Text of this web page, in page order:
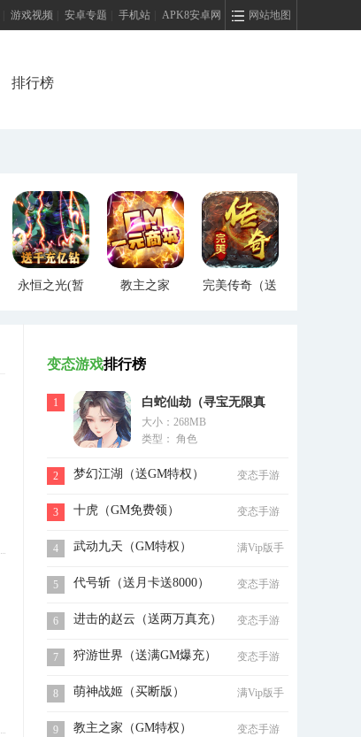
网站地图
游戏视频 安卓专题 手机站 APK8安卓网
排行榜
永恒之光(暂
教主之家
完美传奇（送
变态游戏排行榜
1
白蛇仙劫（寻宝无限真
充）
大小：268MB
类型： 角色
2 梦幻江湖（送GM特权） 变态手游
3 十虎（GM免费领） 变态手游
4 武动九天（GM特权）
满Vip版手
5
代号斩（送月卡送8000） 变态手游
6 进击的赵云（送两万真充） 变态手游
7 狩游世界（送满GM爆充） 变态手游
8 萌神战姬（买断版）
满Vip版手
9
教主之家（GM特权） 变态手游